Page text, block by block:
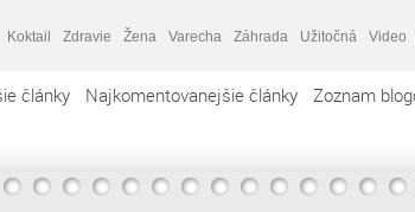
Koktail Zdravie Žena Varecha Záhrada Užitočná Video
články Najkomentovanejšie články Zoznam